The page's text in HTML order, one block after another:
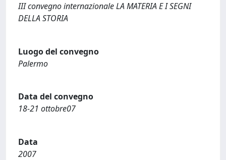
III convegno internazionale LA MATERIA E I SEGNI
DELLA STORIA
Luogo del convegno
Palermo
Data del convegno
18-21 ottobre07
Data
2007